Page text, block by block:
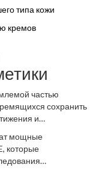
типа кожи
кремов
частью
сохранить
и
от
её. Основной
повреждений,
мощные
которые